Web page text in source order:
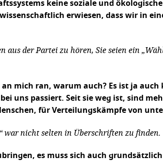
keine soziale und
erwiesen, dass wir in
der Partei zu hören, Sie seien ein
mich ran, warum auch? Es ist ja auch
uns passiert. Seit sie weg ist, sind
für Verteilungskämpfe von
war nicht selten in Überschriften zu finden.
es muss sich auch